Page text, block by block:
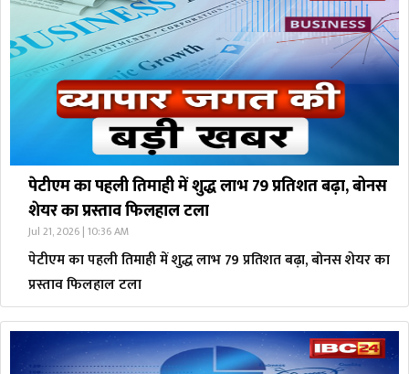
पेटीएम का पहली तिमाही में शुद्ध लाभ 79 प्रतिशत बढ़ा, बोनस
शेयर का प्रस्ताव फिलहाल टला
Jul 21, 2026 | 10:36 AM
पेटीएम का पहली तिमाही में शुद्ध लाभ 79 प्रतिशत बढ़ा, बोनस शेयर का
प्रस्ताव फिलहाल टला